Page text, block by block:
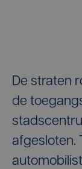
De straten
de
afgesloten.